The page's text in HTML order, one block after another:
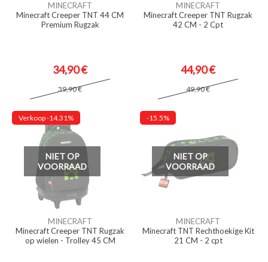
MINECRAFT
Minecraft Creeper TNT 44 CM
Premium Rugzak
34,90 €
39,90 €
MINECRAFT
Minecraft Creeper TNT Rugzak
42 CM - 2 Cpt
44,90 €
49,90 €
Verkoop-14.31%
NIET OP
VOORRAAD
MINECRAFT
Minecraft Creeper TNT Rugzak
op wielen - Trolley 45 CM
-15.5%
NIET OP
VOORRAAD
MINECRAFT
Minecraft TNT Rechthoekige Kit
21 CM - 2 cpt